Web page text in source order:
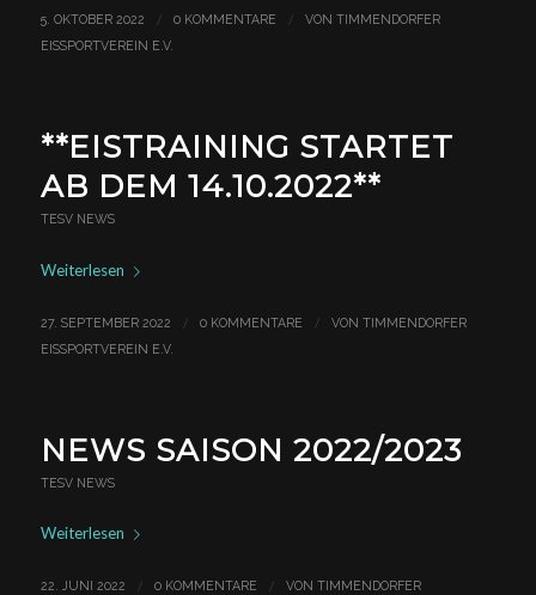
5. OKTOBER 2022 / 0 KOMMENTARE / VON TIMMENDORFER
EISSPORTVEREIN E.V.
**EISTRAINING STARTET
AB DEM 14.10.2022**
TESV NEWS
Weiterlesen
27. SEPTEMBER 2022 / 0 KOMMENTARE / VON TIMMENDORFER
EISSPORTVEREIN E.V.
NEWS SAISON 2022/2023
TESV NEWS
Weiterlesen
22. JUNI 2022 / 0 KOMMENTARE / VON TIMMENDORFER